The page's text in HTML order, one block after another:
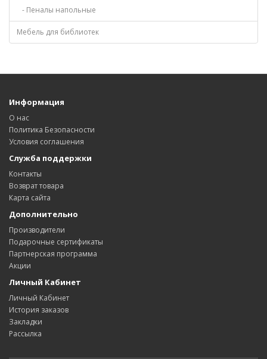
- Пеналы напольные
Мебель для библиотек
Информация
О нас
Политика Безопасности
Условия соглашения
Служба поддержки
Контакты
Возврат товара
Карта сайта
Дополнительно
Производители
Подарочные сертификаты
Партнерская программа
Акции
Личный Кабинет
Личный Кабинет
История заказов
Закладки
Рассылка